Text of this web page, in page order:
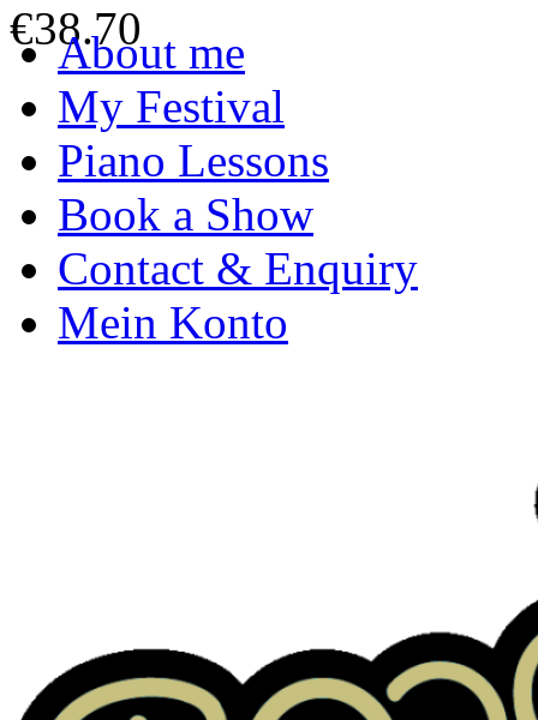
€38.70
About me
My Festival
Piano Lessons
Book a Show
Contact & Enquiry
Mein Konto